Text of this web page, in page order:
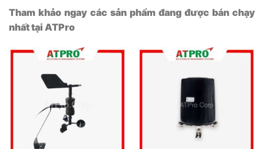
Tham khảo ngay các sản phẩm đang được bán chạy
nhất tại ATPro